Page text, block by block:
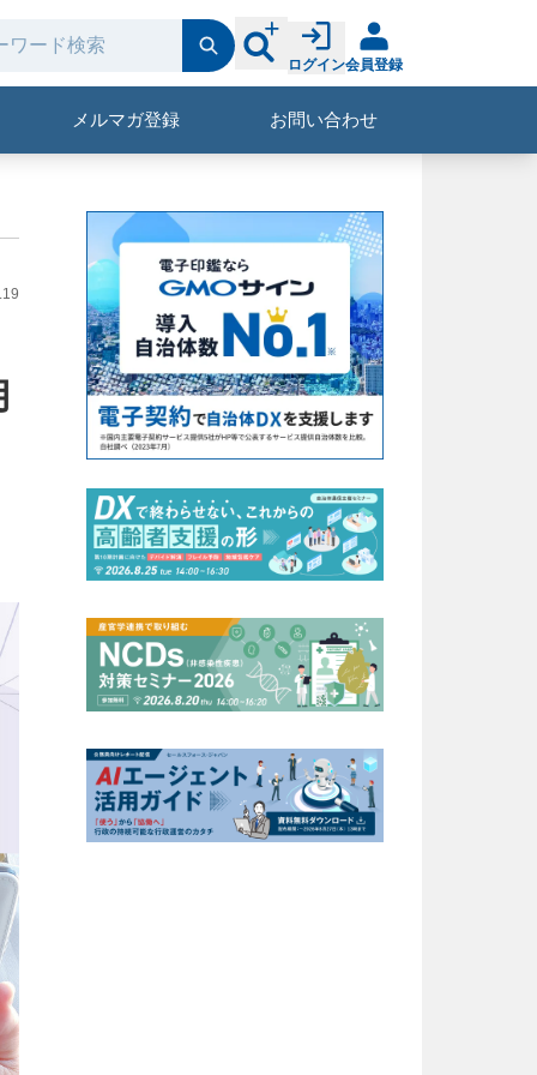
ログイン会員登録
メルマガ登録 お問い合わせ